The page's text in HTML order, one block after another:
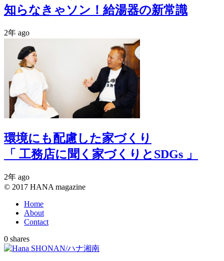
知らなきゃソン！給湯器の新常識
2年 ago
環境にも配慮した家づくり
「 工務店に聞く家づくりとSDGs 」
2年 ago
© 2017 HANA magazine
Home
About
Contact
0 shares